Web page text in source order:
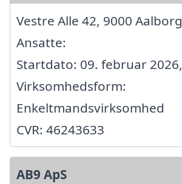
Vestre Alle 42, 9000 Aalborg
Ansatte:
Startdato: 09. februar 2026,
Virksomhedsform:
Enkeltmandsvirksomhed
CVR: 46243633
AB9 ApS